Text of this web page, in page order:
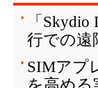
「
行での遠
SIMアプ